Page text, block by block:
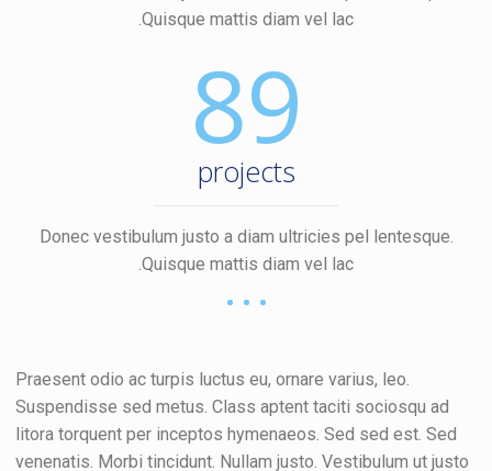
Quisque mattis diam vel lac.
89
projects
Donec vestibulum justo a diam ultricies pel lentesque.
Quisque mattis diam vel lac.
Praesent odio ac turpis luctus eu, ornare varius, leo.
Suspendisse sed metus. Class aptent taciti sociosqu ad
litora torquent per inceptos hymenaeos. Sed sed est. Sed
venenatis. Morbi tincidunt. Nullam justo. Vestibulum ut justo